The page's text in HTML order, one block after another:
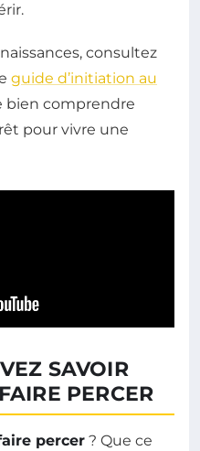
consultez
guide d’initiation au
bien comprendre
pour vivre une
SAVOIR
PERCER
percer ? Que ce